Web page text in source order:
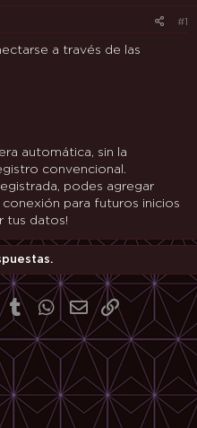
#1
a través de las
automática, sin la
convencional.
podes agregar
conexión para futuros inicios
tus datos!
Pinterest
TumblrWhatsApp
CorreoEnlace